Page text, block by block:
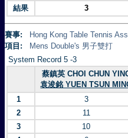
結果
3
賽事:
Hong Kong Table Tennis
項目:
Mens Double's 男子雙打
System Record 5 -3
蔡鎮英 CHOI CHUN
袁浚銘 YUEN TSUN
1
3
2
11
3
10